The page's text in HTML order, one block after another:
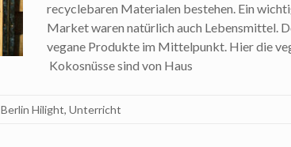
recyclebaren Materialen bestehen. Ein
Market waren natürlich auch Lebensmittel.
vegane Produkte im Mittelpunkt. Hier die
Kokosnüsse sind von Haus
Berlin Hilight, Unterricht